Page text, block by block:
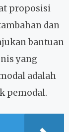
proposisi
dan
bantuan
yang
adalah
pemodal.